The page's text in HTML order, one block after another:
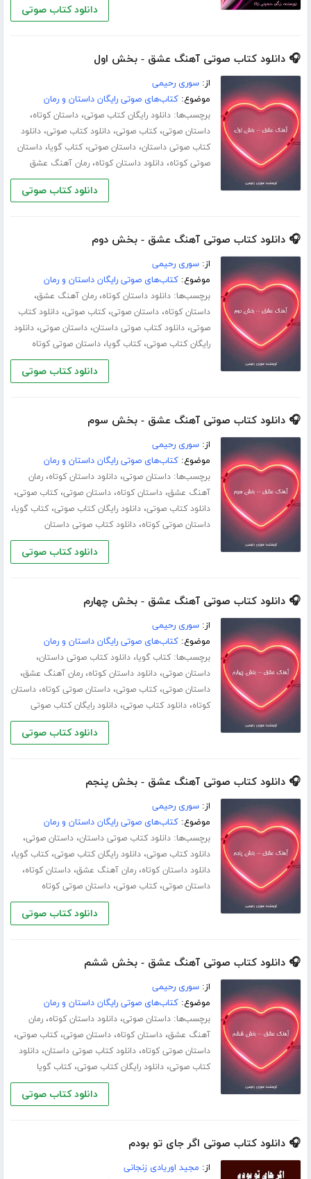
دانلود کتاب صوتی
🎧 دانلود کتاب صوتی آهنگ عشق - بخش اول
از:سوری رحیمی
موضوع:کتاب‌های صوتی رایگان داستان و رمان
برچسب‌ها:دانلود رایگان کتاب صوتی،داستان کوتاه،
داستان صوتی،کتاب صوتی،دانلود کتاب صوتی،دانلود
کتاب صوتی داستان،داستان صوتی،کتاب گویا،داستان
صوتی کوتاه،دانلود داستان کوتاه،رمان آهنگ عشق
دانلود کتاب صوتی
🎧 دانلود کتاب صوتی آهنگ عشق - بخش دوم
از:سوری رحیمی
موضوع:کتاب‌های صوتی رایگان داستان و رمان
برچسب‌ها:دانلود داستان کوتاه،رمان آهنگ عشق،
داستان کوتاه،داستان صوتی،کتاب صوتی،دانلود کتاب
صوتی،دانلود کتاب صوتی داستان،داستان صوتی،دانلود
رایگان کتاب صوتی،کتاب گویا،داستان صوتی کوتاه
دانلود کتاب صوتی
🎧 دانلود کتاب صوتی آهنگ عشق - بخش سوم
از:سوری رحیمی
موضوع:کتاب‌های صوتی رایگان داستان و رمان
برچسب‌ها:داستان صوتی،دانلود داستان کوتاه،رمان
آهنگ عشق،داستان کوتاه،داستان صوتی،کتاب صوتی،
دانلود کتاب صوتی،دانلود رایگان کتاب صوتی،کتاب گویا،
داستان صوتی کوتاه،دانلود کتاب صوتی داستان
دانلود کتاب صوتی
🎧 دانلود کتاب صوتی آهنگ عشق - بخش چهارم
از:سوری رحیمی
موضوع:کتاب‌های صوتی رایگان داستان و رمان
برچسب‌ها:کتاب گویا،دانلود کتاب صوتی داستان،
داستان صوتی،دانلود داستان کوتاه،رمان آهنگ عشق،
داستان صوتی،کتاب صوتی،داستان صوتی کوتاه،داستان
کوتاه،دانلود کتاب صوتی،دانلود رایگان کتاب صوتی
دانلود کتاب صوتی
🎧 دانلود کتاب صوتی آهنگ عشق - بخش پنجم
از:سوری رحیمی
موضوع:کتاب‌های صوتی رایگان داستان و رمان
برچسب‌ها:دانلود کتاب صوتی داستان،داستان صوتی،
دانلود کتاب صوتی،دانلود رایگان کتاب صوتی،کتاب گویا،
دانلود داستان کوتاه،رمان آهنگ عشق،داستان کوتاه،
داستان صوتی،کتاب صوتی،داستان صوتی کوتاه
دانلود کتاب صوتی
🎧 دانلود کتاب صوتی آهنگ عشق - بخش ششم
از:سوری رحیمی
موضوع:کتاب‌های صوتی رایگان داستان و رمان
برچسب‌ها:داستان صوتی،دانلود داستان کوتاه،رمان
آهنگ عشق،داستان کوتاه،داستان صوتی،کتاب صوتی،
داستان صوتی کوتاه،دانلود کتاب صوتی داستان،دانلود
کتاب صوتی،دانلود رایگان کتاب صوتی،کتاب گویا
دانلود کتاب صوتی
🎧 دانلود کتاب صوتی اگر جای تو بودم
از: مجید اوریادی زنجانی